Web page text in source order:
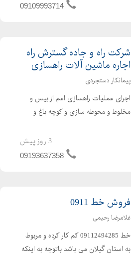
09109993714
شرکت راه و جاده گسترش راه
اجاره ماشین آلات راهسازی
پیمانکار دستجردی
اجرای عملیات راهسازی اعم از بیس و
مخلوط و محوطه سازی و کوچه باغ و
کرج چهارباغ و سهیلیه و کردان و .... با
رزومه موفق با بیش از 30سال کار
3 روز پیش
09193637358
فروش خط 0911
غلامرضا رحیمی
خط 09112494285 کم کار کرده و مربوط
به استان گیلان می باشد باتوجه به اینکه